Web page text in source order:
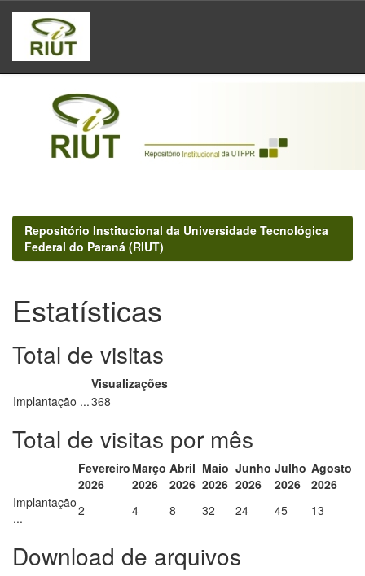
Skip
navigation
Repositório Institucional da Universidade Tecnológica
Federal do Paraná (RIUT)
Estatísticas
Total de visitas
Visualizações
Implantação ...368
Total de visitas por mês
Fevereiro
2026
Março
2026
Abril
2026
Maio
2026
Junho
2026
Julho
2026
Agosto
2026
Implantação
...
2 4 8 32 24 45 13
Download de arquivos